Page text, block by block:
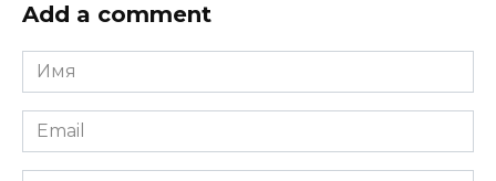
Add a comment
Имя
*
Email
*